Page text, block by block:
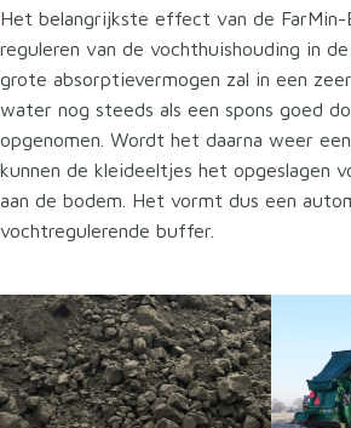
Het belangrijkste effect van de FarMin-
reguleren van de vochthuishouding in
grote absorptievermogen zal in een
water nog steeds als een spons goed
opgenomen. Wordt het daarna weer
kunnen de kleideeltjes het opgeslagen
aan de bodem. Het vormt dus een
vochtregulerende buffer.